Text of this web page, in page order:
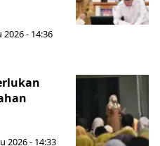
2026 - 14:36
2026 - 14:33